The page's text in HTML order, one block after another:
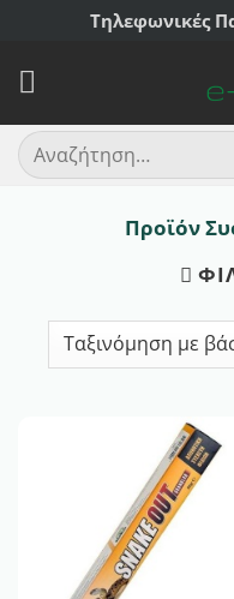
Μετάβαση
περιεχόμενο
Τηλεφωνικές
Αναζήτηση
για:
Προϊόν